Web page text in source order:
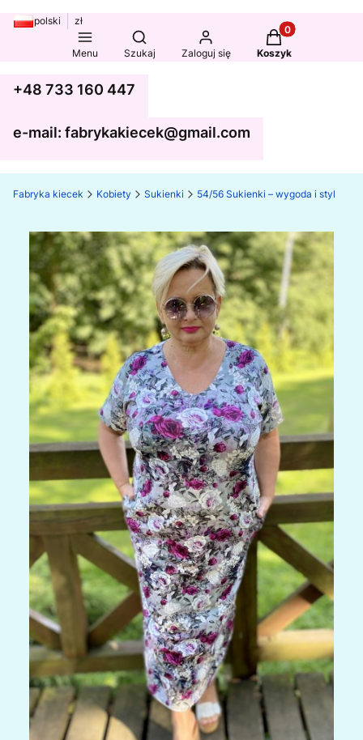
polski zł
Menu
Otwórz wyszukiwarkę
Szukaj Zaloguj się
Produkty w
Koszyk
+48 733 160 447
e-mail: fabrykakiecek@gmail.com
Fabryka kiecek Kobiety Sukienki 54/56 Sukienki – wygoda i styl